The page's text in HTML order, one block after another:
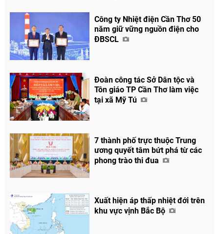
Facebook
Công ty Nhiệt điện Cần Thơ 50
năm giữ vững nguồn điện cho
ĐBSCL
Đoàn công tác Sở Dân tộc và
Tôn giáo TP Cần Thơ làm việc
tại xã Mỹ Tú
7 thành phố trực thuộc Trung
ương quyết tâm bứt phá từ các
phong trào thi đua
Xuất hiện áp thấp nhiệt đới trên
khu vực vịnh Bắc Bộ